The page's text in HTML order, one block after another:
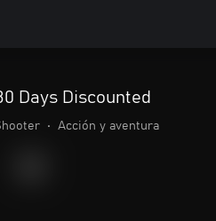
Days Discounted
• Acción y aventura